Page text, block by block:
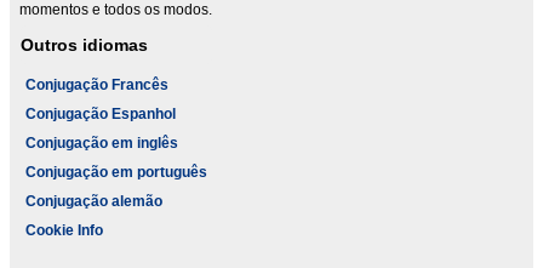
momentos e todos os modos.
Outros idiomas
Conjugação Francês
Conjugação Espanhol
Conjugação em inglês
Conjugação em português
Conjugação alemão
Cookie Info